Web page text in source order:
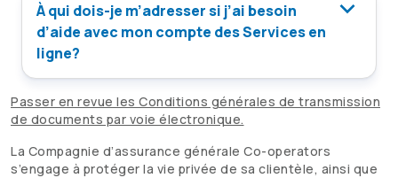
À qui dois-je m’adresser si j’ai besoin
d’aide avec mon compte des Services en
ligne?
Passer en revue les Conditions générales de transmission
de documents par voie électronique.
La Compagnie d’assurance générale Co-operators
s’engage à protéger la vie privée de sa clientèle, ainsi que